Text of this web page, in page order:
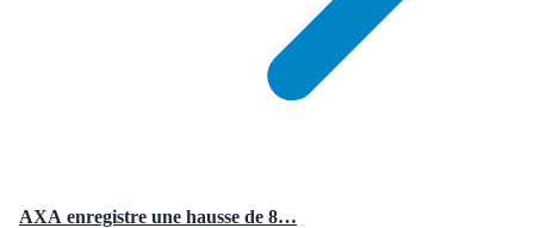
AXA enregistre une hausse de 8…